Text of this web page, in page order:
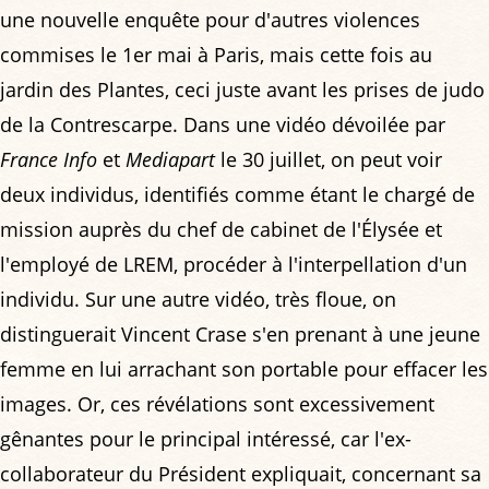
une nouvelle enquête pour d'autres violences
commises le 1er mai à Paris, mais cette fois au
jardin des Plantes, ceci juste avant les prises de judo
de la Contrescarpe. Dans une vidéo dévoilée par
France Info et Mediapartle 30 juillet, on peut voir
deux individus, identifiés comme étant le chargé de
mission auprès du chef de cabinet de l'Élysée et
l'employé de LREM, procéder à l'interpellation d'un
individu. Sur une autre vidéo, très floue, on
distinguerait Vincent Crase s'en prenant à une jeune
femme en lui arrachant son portable pour effacer les
images. Or, ces révélations sont excessivement
gênantes pour le principal intéressé, car l'ex-
collaborateur du Président expliquait, concernant sa